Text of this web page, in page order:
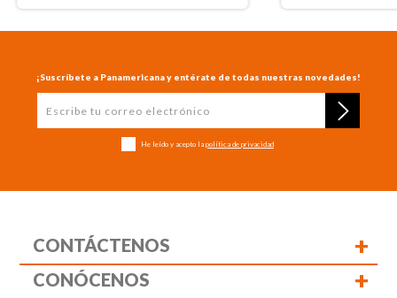
¡Suscríbete a Panamericana y entérate de todas nuestras novedades!
He leído y acepto la política de privacidad
CONTÁCTENOS +
CONÓCENOS +